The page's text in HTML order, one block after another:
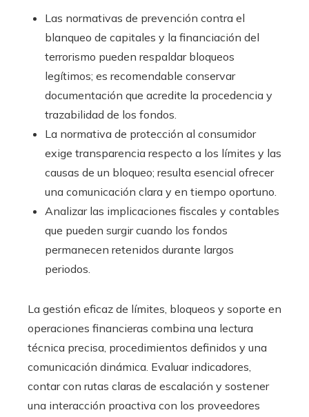
Las normativas de prevención contra el
blanqueo de capitales y la financiación del
terrorismo pueden respaldar bloqueos
legítimos; es recomendable conservar
documentación que acredite la procedencia y
trazabilidad de los fondos.
La normativa de protección al consumidor
exige transparencia respecto a los límites y las
causas de un bloqueo; resulta esencial ofrecer
una comunicación clara y en tiempo oportuno.
Analizar las implicaciones fiscales y contables
que pueden surgir cuando los fondos
permanecen retenidos durante largos
periodos.
La gestión eficaz de límites, bloqueos y soporte en
operaciones financieras combina una lectura
técnica precisa, procedimientos definidos y una
comunicación dinámica. Evaluar indicadores,
contar con rutas claras de escalación y sostener
una interacción proactiva con los proveedores